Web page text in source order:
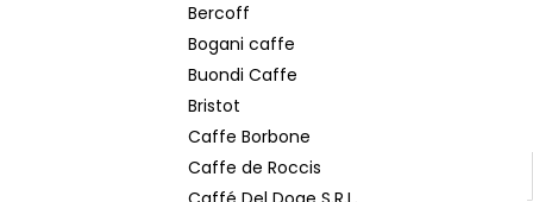
Bercoff
Bogani caffe
Buondi Caffe
Bristot
Caffe Borbone
Caffe de Roccis